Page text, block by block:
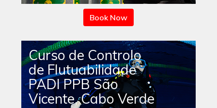
Book Now
Curso de Controlo
de Flutuabilidade
PADI PPB São
Vicente, Cabo Verde